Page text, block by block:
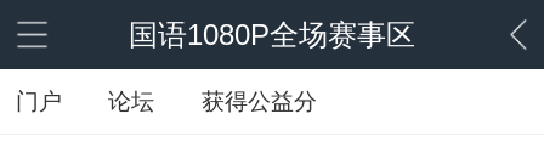
国语1080P全场赛事区
门户 论坛 获得公益分